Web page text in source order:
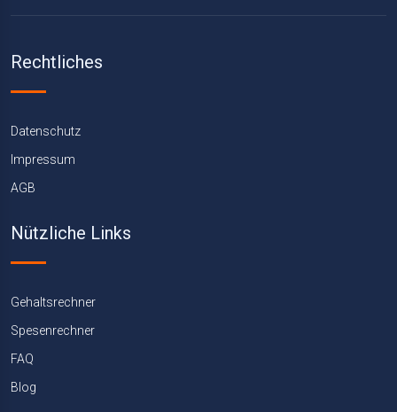
Rechtliches
Datenschutz
Impressum
AGB
Nützliche Links
Gehaltsrechner
Spesenrechner
FAQ
Blog